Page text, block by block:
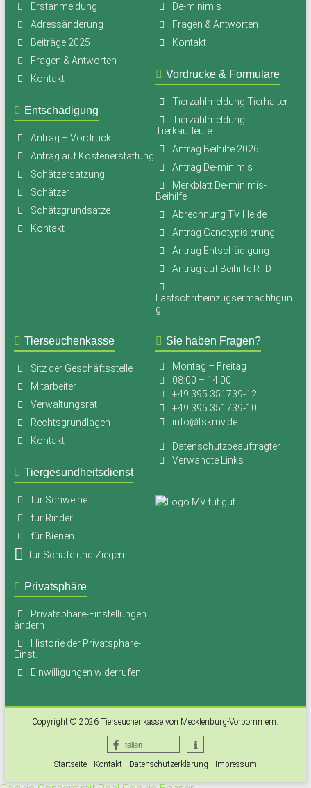
Erstanmeldung
Adressänderung
Beiträge 2025
Fragen & Antworten
Kontakt
Entschädigung
Antrag – Vordruck
Antrag auf Kostenerstattung
Schätzersatzung
Schätzer
Schätzgrundsätze
Kontakt
De-minimis
Fragen & Antworten
Kontakt
Vordrucke & Formulare
Tierzahlmeldung Tierhalter
Tierzahlmeldung
Tierkaufleute
Antrag Beihilfe 2026
Antrag De-minimis
Merkblatt De-minimis-
Beihilfe
Abrechnung TV Heide
Antrag Genotypisierung
Antrag Entschädigung
Antrag auf Beihilfe R+D
Lastschrifteinzugsermächtigun
g
Tierseuchenkasse
Sitz der Geschäftsstelle
Mitarbeiter
Verwaltungsrat
Rechtsgrundlagen
Kontakt
Tiergesundheitsdienst
für Schweine
für Rinder
für Bienen
für Schafe und Ziegen
Privatsphäre
Privatsphäre-Einstellungen
ändern
Historie der Privatsphäre-
Einst.
Einwilligungen widerrufen
Sie haben Fragen?
Montag – Freitag
08:00 – 14:00
+49 395 351739-12
+49 395 351739-10
info@tskmv.de
Datenschutzbeauftragter
Verwandte Links
Copyright © 2026Tierseuchenkasse von Mecklenburg-Vorpommern.
teilen
Startseite Kontakt Datenschutzerklärung Impressum